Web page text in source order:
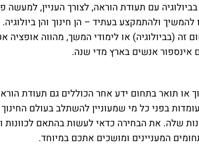
בביולוגיה עם תעודת הוראה, לצורך העניין,
ולהתמקצע בעתיד – הן חינוך והן ביולוגיה.
זה (בביולוגיה) או לימודי המשך, מהווה אופציה
אינספור אנשים בארץ מדי שנה.
או תואר בתחום ידע אחר הכוללים גם תעודת
בפני כל מי שמעוניין להשתלב בעולם
שלה. את הבחירה כדאי לעשות בהתאם
המעניינים ומושכים אתכם במיוחד.